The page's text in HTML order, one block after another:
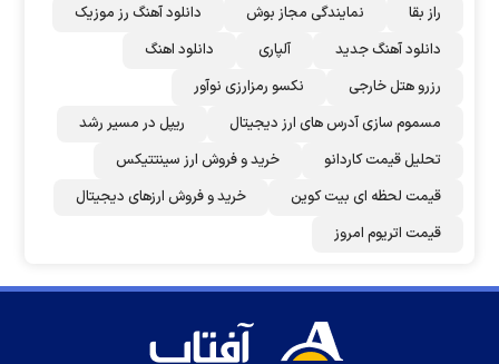
راز بقا
نمایندگی مجاز بوش
دانلود آهنگ رز‌ موزیک
دانلود آهنگ جدید
آلپاری
دانلود اهنگ
رزرو هتل خارجی
نکسو رمزارزی نوآور
مسموم سازی آدرس های ارز دیجیتال
ریپل در مسیر رشد
تحلیل قیمت کاردانو
خرید و فروش ارز سینتتیکس
قیمت لحظه ای بیت کوین
خرید و فروش ارزهای دیجیتال
قیمت اتریوم امروز